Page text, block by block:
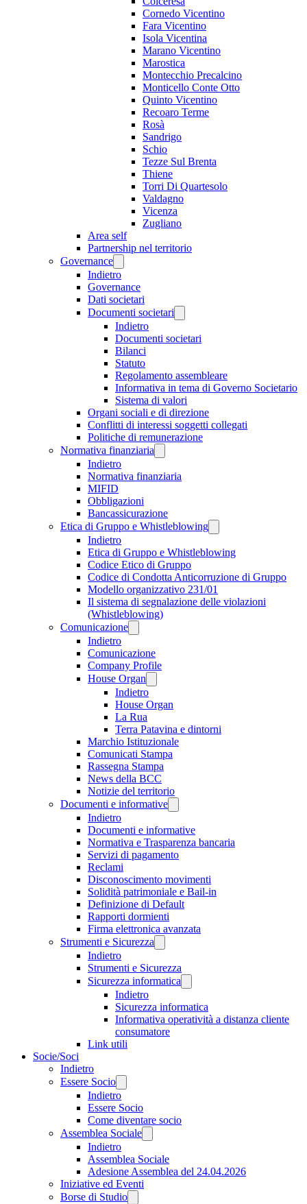
Cornedo Vicentino
Fara Vicentino
Isola Vicentina
Marano Vicentino
Marostica
Montecchio Precalcino
Monticello Conte Otto
Quinto Vicentino
Recoaro Terme
Rosà
Sandrigo
Schio
Tezze Sul Brenta
Thiene
Torri Di Quartesolo
Valdagno
Vicenza
Zugliano
Area self
Partnership nel territorio
Governance
Indietro
Governance
Dati societari
Documenti societari
Indietro
Documenti societari
Bilanci
Statuto
Regolamento assembleare
Informativa in tema di Governo Societario
Sistema di valori
Organi sociali e di direzione
Conflitti di interessi soggetti collegati
Politiche di remunerazione
Normativa finanziaria
Indietro
Normativa finanziaria
MIFID
Obbligazioni
Bancassicurazione
Etica di Gruppo e Whistleblowing
Indietro
Etica di Gruppo e Whistleblowing
Codice Etico di Gruppo
Codice di Condotta Anticorruzione di Gruppo
Modello organizzativo 231/01
Il sistema di segnalazione delle violazioni
(Whistleblowing)
Comunicazione
Indietro
Comunicazione
Company Profile
House Organ
Indietro
House Organ
La Rua
Terra Patavina e dintorni
Marchio Istituzionale
Comunicati Stampa
Rassegna Stampa
News della BCC
Notizie del territorio
Documenti e informative
Indietro
Documenti e informative
Normativa e Trasparenza bancaria
Servizi di pagamento
Reclami
Disconoscimento movimenti
Solidità patrimoniale e Bail-in
Definizione di Default
Rapporti dormienti
Firma elettronica avanzata
Strumenti e Sicurezza
Indietro
Strumenti e Sicurezza
Sicurezza informatica
Indietro
Sicurezza informatica
Informativa operatività a distanza cliente
consumatore
Link utili
Socie/Soci
Indietro
Essere Socio
Indietro
Essere Socio
Come diventare socio
Assemblea Sociale
Indietro
Assemblea Sociale
Adesione Assemblea del 24.04.2026
Iniziative ed Eventi
Borse di Studio